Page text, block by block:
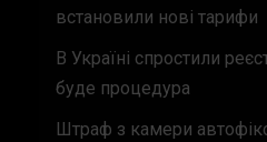
встановили нові тарифи
В Україні спростили
буде процедура
Штраф з камери